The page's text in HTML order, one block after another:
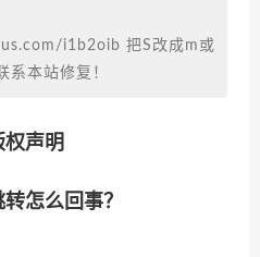
i1b2oib 把S改成m或
系本站修复！
声明
怎么回事？